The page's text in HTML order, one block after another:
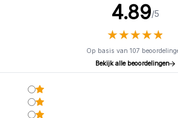
4.89/5
★★★★★
★★★★★
Op basis van 107
Bekijk alle beoordelingen